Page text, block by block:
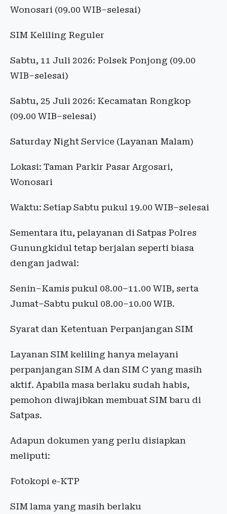
Wonosari (09.00 WIB–selesai)
SIM Keliling Reguler
Sabtu, 11 Juli 2026: Polsek Ponjong (09.00
WIB–selesai)
Sabtu, 25 Juli 2026: Kecamatan Rongkop
(09.00 WIB–selesai)
Saturday Night Service (Layanan Malam)
Lokasi: Taman Parkir Pasar Argosari,
Wonosari
Waktu: Setiap Sabtu pukul 19.00 WIB–selesai
Sementara itu, pelayanan di Satpas Polres
Gunungkidul tetap berjalan seperti biasa
dengan jadwal:
Senin–Kamis pukul 08.00–11.00 WIB, serta
Jumat–Sabtu pukul 08.00–10.00 WIB.
Syarat dan Ketentuan Perpanjangan SIM
Layanan SIM keliling hanya melayani
perpanjangan SIM A dan SIM C yang masih
aktif. Apabila masa berlaku sudah habis,
pemohon diwajibkan membuat SIM baru di
Satpas.
Adapun dokumen yang perlu disiapkan
meliputi:
Fotokopi e-KTP
SIM lama yang masih berlaku